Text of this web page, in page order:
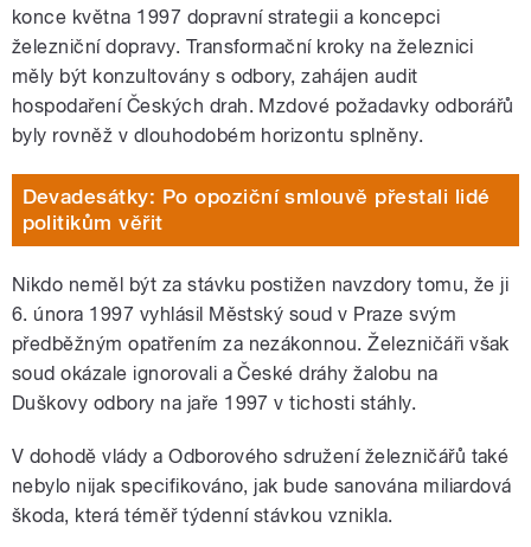
konce května 1997 dopravní strategii a koncepci
železniční dopravy. Transformační kroky na železnici
měly být konzultovány s odbory, zahájen audit
hospodaření Českých drah. Mzdové požadavky odborářů
byly rovněž v dlouhodobém horizontu splněny.
Devadesátky: Po opoziční smlouvě přestali lidé
politikům věřit
Nikdo neměl být za stávku postižen navzdory tomu, že ji
6. února 1997 vyhlásil Městský soud v Praze svým
předběžným opatřením za nezákonnou. Železničáři však
soud okázale ignorovali a České dráhy žalobu na
Duškovy odbory na jaře 1997 v tichosti stáhly.
V dohodě vlády a Odborového sdružení železničářů také
nebylo nijak specifikováno, jak bude sanována miliardová
škoda, která téměř týdenní stávkou vznikla.